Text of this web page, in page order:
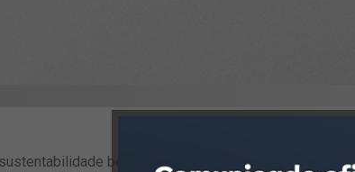
bem estabelecidas até 2025 por meio